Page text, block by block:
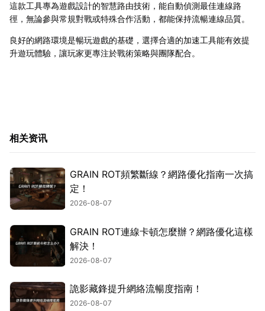
這款工具專為遊戲設計的智慧路由技術，能自動偵測最佳連線路
徑，無論參與常規對戰或特殊合作活動，都能保持流暢連線品質。
良好的網路環境是暢玩遊戲的基礎，選擇合適的加速工具能有效提
升遊玩體驗，讓玩家更專注於戰術策略與團隊配合。
相关资讯
GRAIN ROT頻繁斷線？網路優化指南一次搞
定！
2026-08-07
GRAIN ROT連線卡頓怎麼辦？網路優化這樣
解決！
2026-08-07
詭影藏鋒提升網絡流暢度指南！
2026-08-07